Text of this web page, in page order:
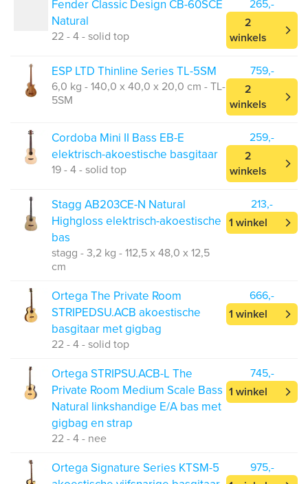
Fender Classic Design CB-60SCE
Natural
22 - 4 - solid top
265,-
2
winkels
ESP LTD Thinline Series TL-5SM
6,0 kg - 140,0 x 40,0 x 20,0 cm - TL-
5SM
759,-
2
winkels
Cordoba Mini II Bass EB-E
elektrisch-akoestische basgitaar
19 - 4 - solid top
259,-
2
winkels
Stagg AB203CE-N Natural
Highgloss elektrisch-akoestische
bas
stagg - 3,2 kg - 112,5 x 48,0 x 12,5
cm
213,-
1 winkel
Ortega The Private Room
STRIPEDSU.ACB akoestische
basgitaar met gigbag
22 - 4 - solid top
666,-
1 winkel
Ortega STRIPSU.ACB-L The
Private Room Medium Scale Bass
Natural linkshandige E/A bas met
gigbag en strap
22 - 4 - nee
745,-
1 winkel
Ortega Signature Series KTSM-5
975,-